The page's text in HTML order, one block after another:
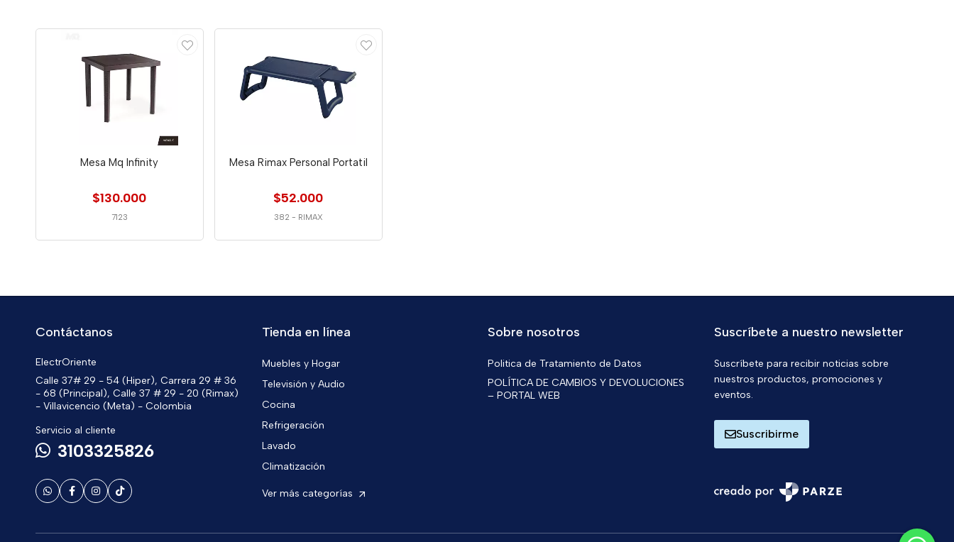
Mesa Mq Infinity
$130.000
7123
Mesa Rimax Personal Portatil
$52.000
382 - RIMAX
Contáctanos
ElectrOriente
Calle 37# 29 - 54 (Hiper), Carrera 29 # 36
- 68 (Principal), Calle 37 # 29 - 20 (Rimax)
- Villavicencio (Meta) - Colombia
Servicio al cliente
3103325826
Tienda en línea
Muebles y Hogar
Televisión y Audio
Cocina
Refrigeración
Lavado
Climatización
Ver más categorías
Sobre nosotros
Politica de Tratamiento de Datos
POLÍTICA DE CAMBIOS Y DEVOLUCIONES
– PORTAL WEB
Suscríbete a nuestro newsletter
Suscríbete para recibir noticias sobre
nuestros productos, promociones y
eventos.
Suscribirme